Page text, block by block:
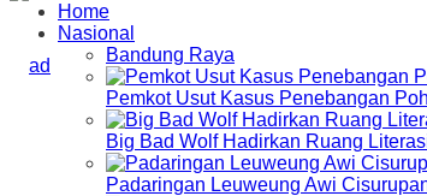
Home
Nasional
Bandung Raya
Pemkot Usut Kasus Penebangan
Big Bad Wolf Hadirkan Ruang
Padaringan Leuweung Awi